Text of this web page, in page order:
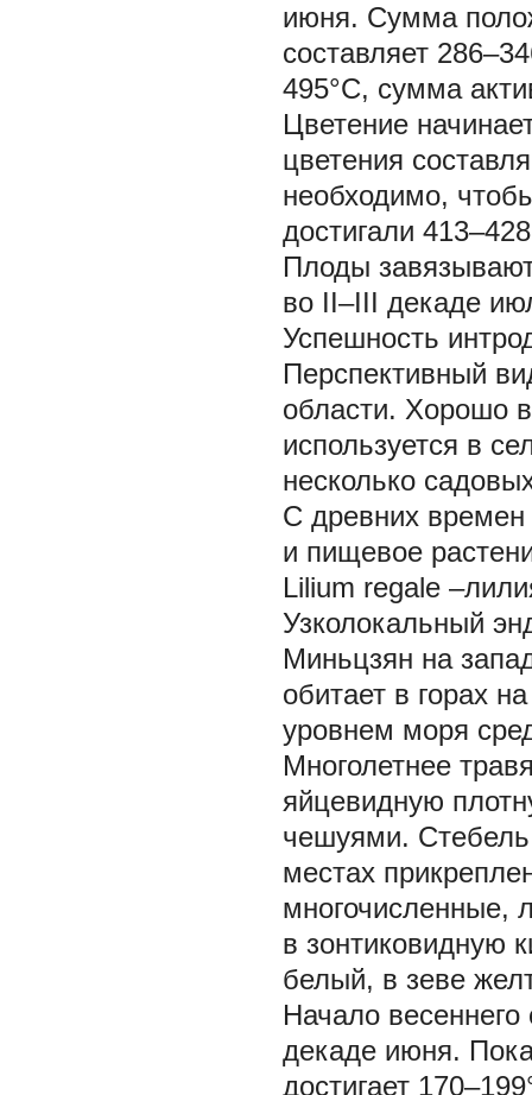
июня. Сумма
составляет
495°С, сумма
Цветение
цветения
необходимо,
достигали
Плоды
во II–III декаде
Успешность
Перспективный
области. Хорошо
используется в
несколько
С древних времен
и пищевое
Lilium regale
Узколокальный
Миньцзян на
обитает в горах
уровнем моря
Многолетнее
яйцевидную
чешуями.
местах
многочисленные,
в зонтиковидную
белый, в зеве
Начало
декаде июня.
достигает